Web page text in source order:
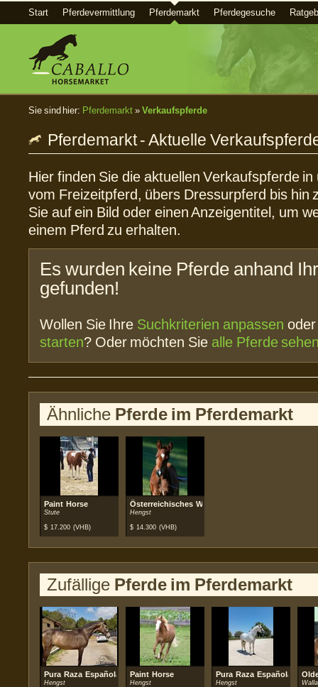
Start Pferdevermittlung Pferdemarkt Pferdegesuche
Sie sind hier: Pferdemarkt » Verkaufspferde
Pferdemarkt - Aktuelle
Hier finden Sie die aktuellen Verkaufspferde
vom Freizeitpferd, übers Dressurpferd bis hin
Sie auf ein Bild oder einen Anzeigentitel, um
einem Pferd zu erhalten.
Es wurden keine Pferde anhand
gefunden!
Wollen Sie Ihre Suchkriterien anpassen
starten? Oder möchten Sie alle Pferde
Ähnliche Pferde im Pferdemarkt
Paint Horse
Stute
$ 17.200 (VHB)
Österreichisches Warmblut
Hengst
$ 14.300 (VHB)
Zufällige Pferde im Pferdemarkt
Pura Raza Española (PRE)
Hengst
Paint Horse
Hengst
Pura Raza Española (PRE)
Hengst